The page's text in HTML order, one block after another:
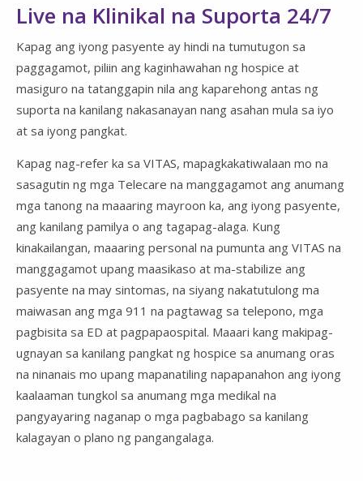
Live na Klinikal na Suporta 24/7
Kapag ang iyong pasyente ay hindi na tumutugon sa
paggagamot, piliin ang kaginhawahan ng hospice at
masiguro na tatanggapin nila ang kaparehong antas ng
suporta na kanilang nakasanayan nang asahan mula sa iyo
at sa iyong pangkat.
Kapag nag-refer ka sa VITAS, mapagkakatiwalaan mo na
sasagutin ng mga Telecare na manggagamot ang anumang
mga tanong na maaaring mayroon ka, ang iyong pasyente,
ang kanilang pamilya o ang tagapag-alaga. Kung
kinakailangan, maaaring personal na pumunta ang VITAS na
manggagamot upang maasikaso at ma-stabilize ang
pasyente na may sintomas, na siyang nakatutulong ma
maiwasan ang mga 911 na pagtawag sa telepono, mga
pagbisita sa ED at pagpapaospital. Maaari kang makipag-
ugnayan sa kanilang pangkat ng hospice sa anumang oras
na ninanais mo upang mapanatiling napapanahon ang iyong
kaalaaman tungkol sa anumang mga medikal na
pangyayaring naganap o mga pagbabago sa kanilang
kalagayan o plano ng pangangalaga.